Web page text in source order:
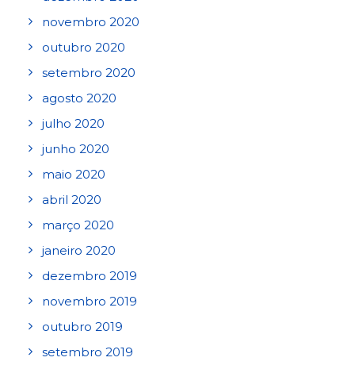
novembro 2020
outubro 2020
setembro 2020
agosto 2020
julho 2020
junho 2020
maio 2020
abril 2020
março 2020
janeiro 2020
dezembro 2019
novembro 2019
outubro 2019
setembro 2019